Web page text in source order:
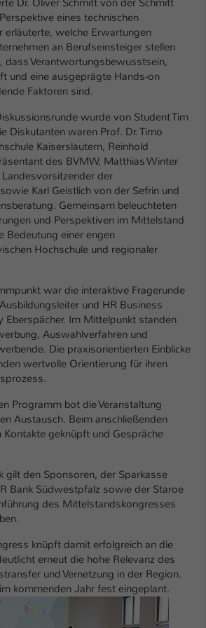
Dr. Oliver Schmitt von der Schmitt
eines technischen
erläuterte, welche Erwartungen
an Berufseinsteiger stellen
dass Verantwortungsbewusstsein,
und eine ausgeprägte Hands-on
Faktoren sind.
wurde von Student Tim
Diskutanten waren Prof. Dr. Timo
Kaiserslautern, Reinhold
des BVMW, Matthias Winter
der
Karl Geistlich von der Sefrin und
Gemeinsam beleuchteten
und Perspektiven im Mittelstand
Bedeutung einer engen
Hochschule und regionaler
war die interaktive Fragerunde
und HR Business
Eberspächer. Im Mittelpunkt standen
Auswahlverfahren und
Die praxisorientierten Einblicke
wertvolle Orientierung für ihren
Programm bot die Veranstaltung
Austausch. Beim anschließenden
geknüpft und Gespräche
gilt den Sponsoren, der Sparkasse
Bank Südwestpfalz sowie der Staroe
des Mittelstandskongresses
knüpft damit erfolgreich an die
erneut die hohe Relevanz des
und Vernetzung in der Region.
kommenden Jahr fest eingeplant.
Unter anderem eine zufällig
ID, für die historische
Ihrer vorgenommen
falls der Webseiten-
dies eingestellt hat.
/ PHPSESSID
Cookie ist ein Standard-Session-
von TYPO3. Es speichert im Fall
Intranet-Logins die Session-ID. So
der eingeloggte Benutzer
Cookie teilt der Webseite mit, ob
verwalten.